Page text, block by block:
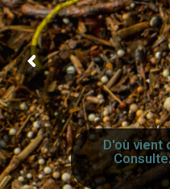
D'où vient